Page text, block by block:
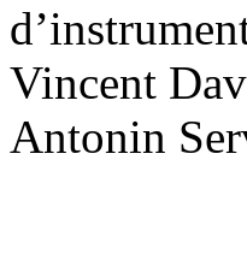
Vincent
Antonin